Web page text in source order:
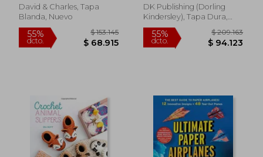
David & Charles, Tapa
Blanda, Nuevo
DK Publishing (Dorling
Kindersley), Tapa Dura,
Nuevo